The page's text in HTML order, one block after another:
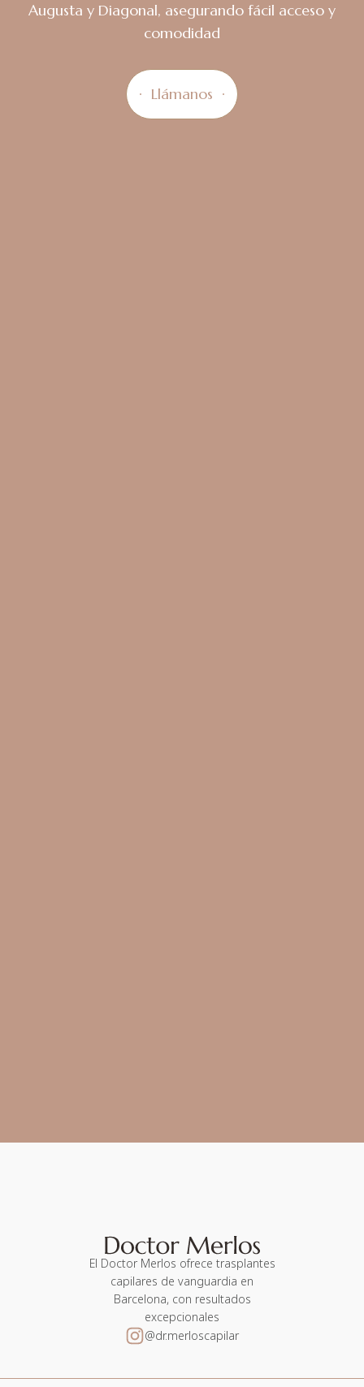
Augusta y Diagonal, asegurando fácil acceso y
comodidad
Llámanos
El Doctor Merlos ofrece trasplantes
capilares de vanguardia en
Barcelona, con resultados
excepcionales
@dr.merloscapilar